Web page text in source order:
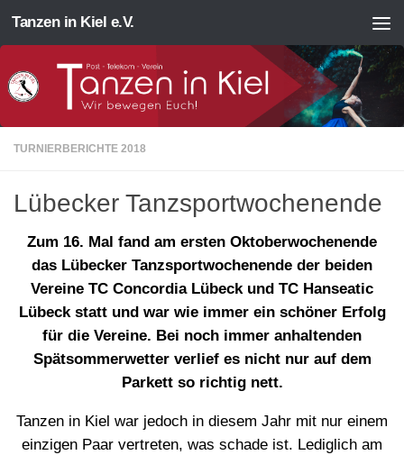
Zum Inhalt springen
Tanzen in Kiel e.V.
TURNIERBERICHTE 2018
Lübecker Tanzsportwochenende
Zum 16. Mal fand am ersten Oktoberwochenende
das Lübecker Tanzsportwochenende der beiden
Vereine TC Concordia Lübeck und TC Hanseatic
Lübeck statt und war wie immer ein schöner Erfolg
für die Vereine. Bei noch immer anhaltenden
Spätsommerwetter verlief es nicht nur auf dem
Parkett so richtig nett.
Tanzen in Kiel war jedoch in diesem Jahr mit nur einem
einzigen Paar vertreten, was schade ist. Lediglich am